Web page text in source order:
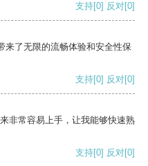
支持[0] 反对[0]
来了无限的流畅体验和安全性保
支持[0] 反对[0]
非常容易上手，让我能够快速熟
支持[0] 反对[0]